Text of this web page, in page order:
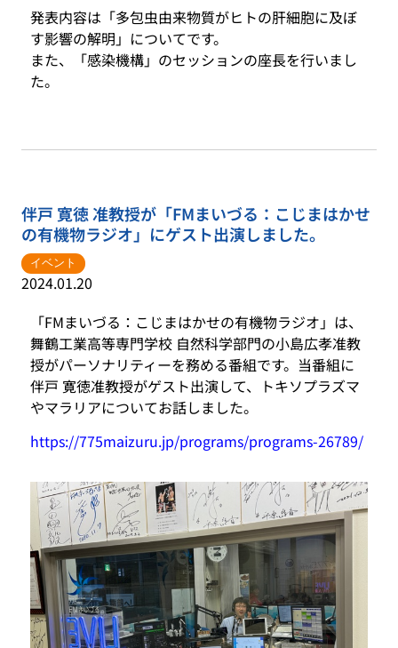
発表内容は「多包虫由来物質がヒトの肝細胞に及ぼ
す影響の解明」についてです。
また、「感染機構」のセッションの座長を行いまし
た。
伴戸 寛徳 准教授が「FMまいづる：こじまはかせ
の有機物ラジオ」にゲスト出演しました。
イベント
2024.01.20
「FMまいづる：こじまはかせの有機物ラジオ」は、
舞鶴工業高等専門学校 自然科学部門の小島広孝准教
授がパーソナリティーを務める番組です。当番組に
伴戸 寛徳准教授がゲスト出演して、トキソプラズマ
やマラリアについてお話しました。
https://775maizuru.jp/programs/programs-26789/